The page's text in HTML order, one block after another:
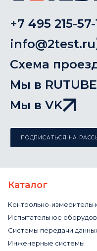
+7 495 215-57-
info@2test.ru
Схема
Мы в RUTUBE
Мы в VK
ПОДПИСАТЬСЯ НА
Каталог
Контрольно-
Испытательное
Системы передачи
Инженерные системы